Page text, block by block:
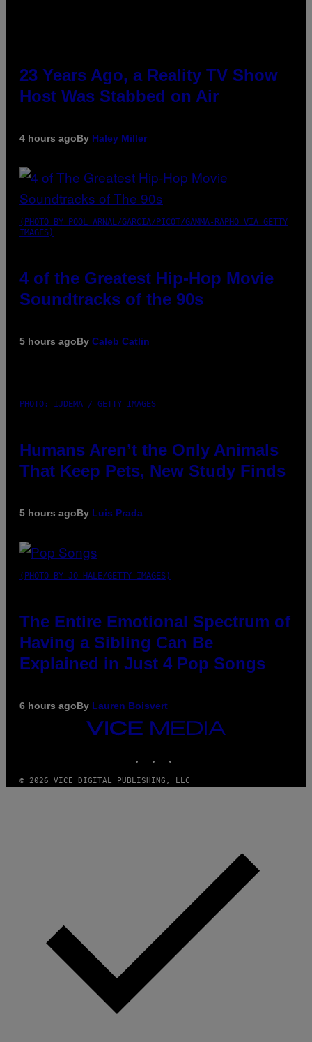
23 Years Ago, a Reality TV Show
Host Was Stabbed on Air
4 hours agoBy Haley Miller
(PHOTO BY POOL ARNAL/GARCIA/PICOT/GAMMA-RAPHO VIA GETTY
IMAGES)
4 of the Greatest Hip-Hop Movie
Soundtracks of the 90s
5 hours agoBy Caleb Catlin
PHOTO: IJDEMA / GETTY IMAGES
Humans Aren’t the Only Animals
That Keep Pets, New Study Finds
5 hours agoBy Luis Prada
(PHOTO BY JO HALE/GETTY IMAGES)
The Entire Emotional Spectrum of
Having a Sibling Can Be
Explained in Just 4 Pop Songs
6 hours agoBy Lauren Boisvert
VICE
MEDIA
© 2026 VICE DIGITAL PUBLISHING, LLC